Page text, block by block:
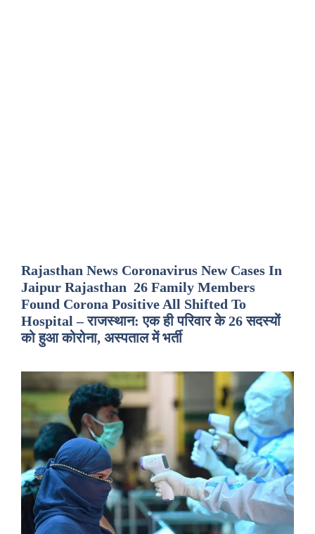
Rajasthan News Coronavirus New Cases In
Jaipur Rajasthan 26 Family Members
Found Corona Positive All Shifted To
Hospital – राजस्थान: एक ही परिवार के 26 सदस्यों
को हुआ कोरोना, अस्पताल में भर्ती